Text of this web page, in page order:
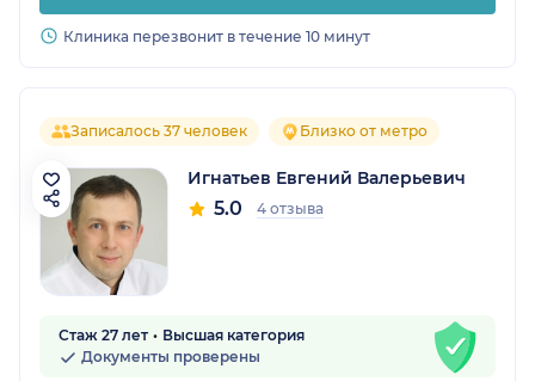
Клиника перезвонит в течение 10 минут
Записалось 37 человек Близко от метро
Игнатьев Евгений Валерьевич
5.0 4 отзыва
Стаж 27 лет
Высшая категория
Документы проверены